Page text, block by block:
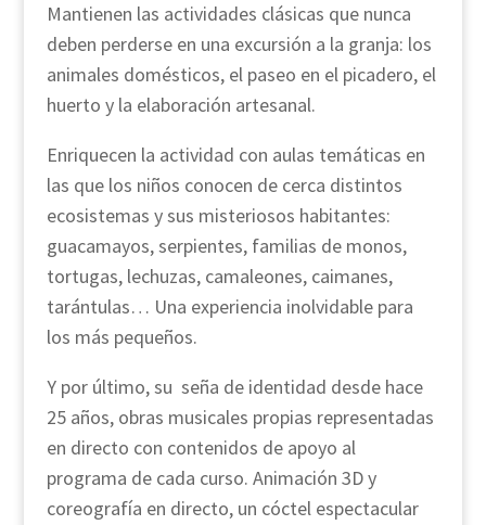
Mantienen las actividades clásicas que nunca
deben perderse en una excursión a la granja: los
animales domésticos, el paseo en el picadero, el
huerto y la elaboración artesanal.
Enriquecen la actividad con aulas temáticas en
las que los niños conocen de cerca distintos
ecosistemas y sus misteriosos habitantes:
guacamayos, serpientes, familias de monos,
tortugas, lechuzas, camaleones, caimanes,
tarántulas… Una experiencia inolvidable para
los más pequeños.
Y por último, su seña de identidad desde hace
25 años, obras musicales propias representadas
en directo con contenidos de apoyo al
programa de cada curso. Animación 3D y
coreografía en directo, un cóctel espectacular